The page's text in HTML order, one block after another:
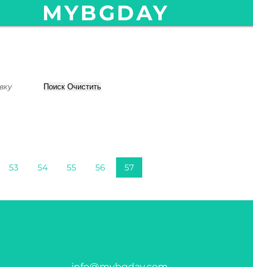
MYBGDAY
Поиск Очистить
53 54 55 56 57